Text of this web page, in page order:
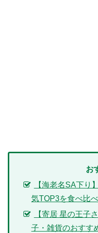
お
【海老名SA下り
気TOP3を食べ比
【寄居 星の王子
子・雑貨のおすす